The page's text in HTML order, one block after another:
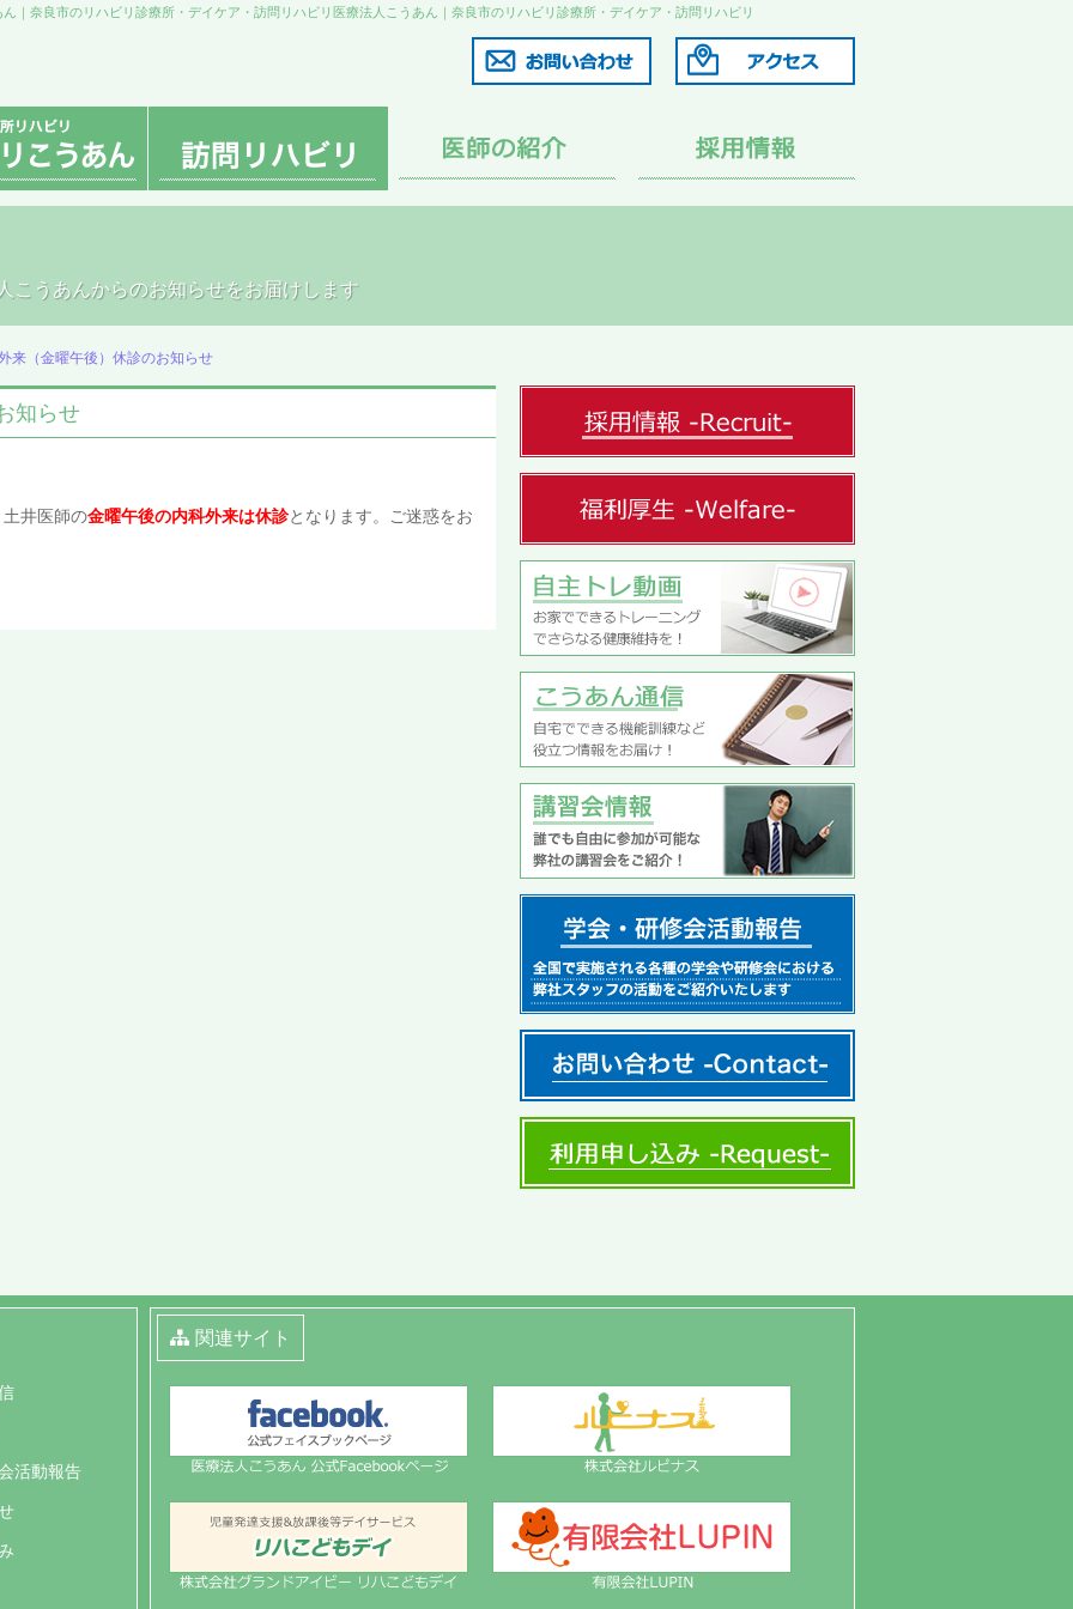
｜奈良市のリハビリ診療所・デイケア・訪問リハビリ医療法人こうあん｜奈良市のリハビリ診療所・デイケア・訪問リハビリ
こうあんからのお知らせをお届けします
来（金曜午後）休診のお知らせ
知らせ
土井医師の金曜午後の内科外来は休診となります。ご迷惑をお
活動報告
関連サイト